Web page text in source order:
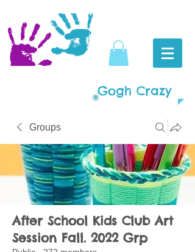
Gogh Crazy
Groups
After School Kids Club Art
Session Fall. 2022 Grp